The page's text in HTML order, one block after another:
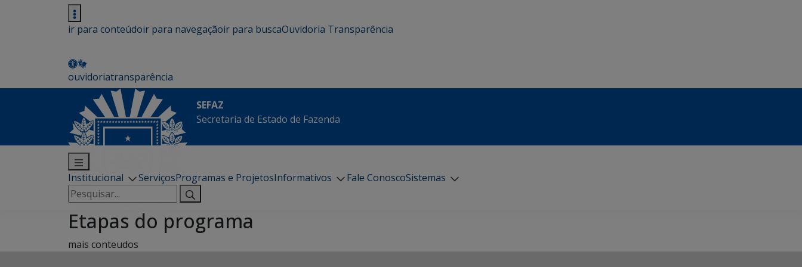
ir para conteúdoir para navegaçãoir para buscaOuvidoria Transparência
ouvidoriatransparência
SEFAZ
Secretaria de Estado de Fazenda
Institucional ServiçosProgramas e ProjetosInformativos Fale ConoscoSistemas
Pesquisar
por:
Etapas do programa
mais conteudos